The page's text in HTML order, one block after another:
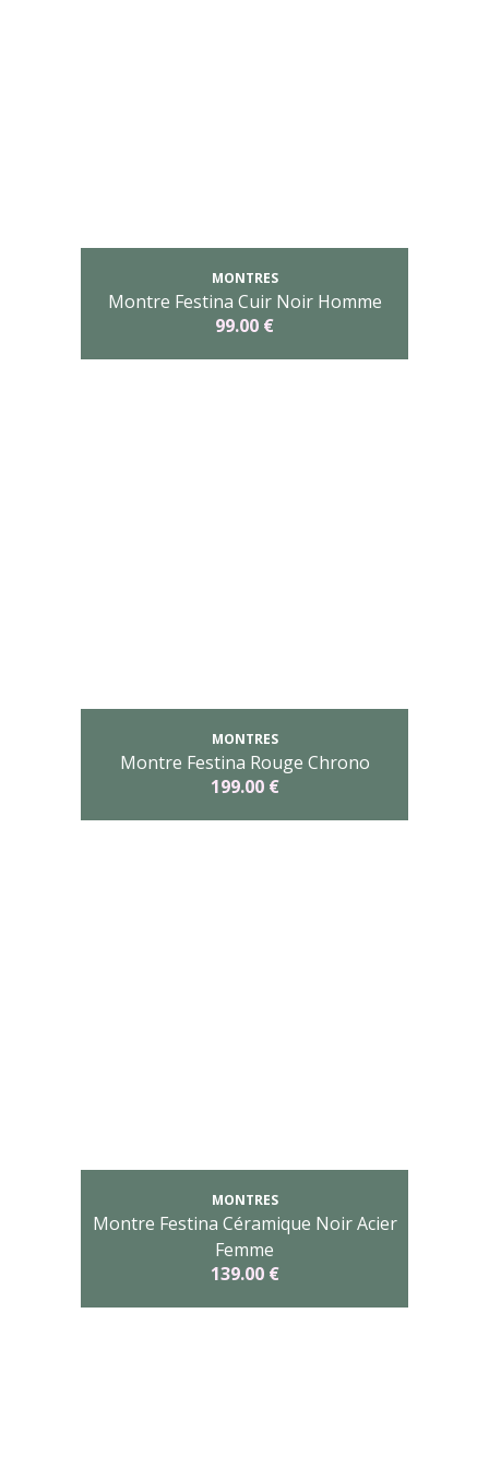
MONTRES
Montre Festina Cuir Noir Homme
99.00 €
MONTRES
Montre Festina Rouge Chrono
199.00 €
MONTRES
Montre Festina Céramique Noir Acier
Femme
139.00 €